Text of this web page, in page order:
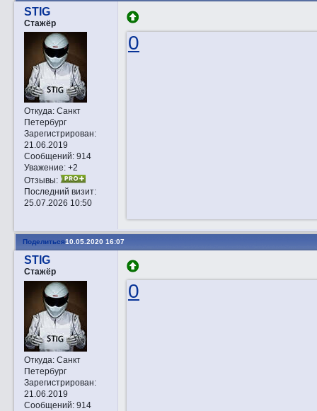
STIG
Стажёр
Откуда:Санкт
Петербург
Зарегистрирован:
21.06.2019
Сообщений:914
Уважение: +2
Отзывы:
Последний визит:
25.07.2026 10:50
0
Поделиться10.05.2020 16:07
STIG
Стажёр
Откуда:Санкт
Петербург
Зарегистрирован:
21.06.2019
Сообщений:914
0